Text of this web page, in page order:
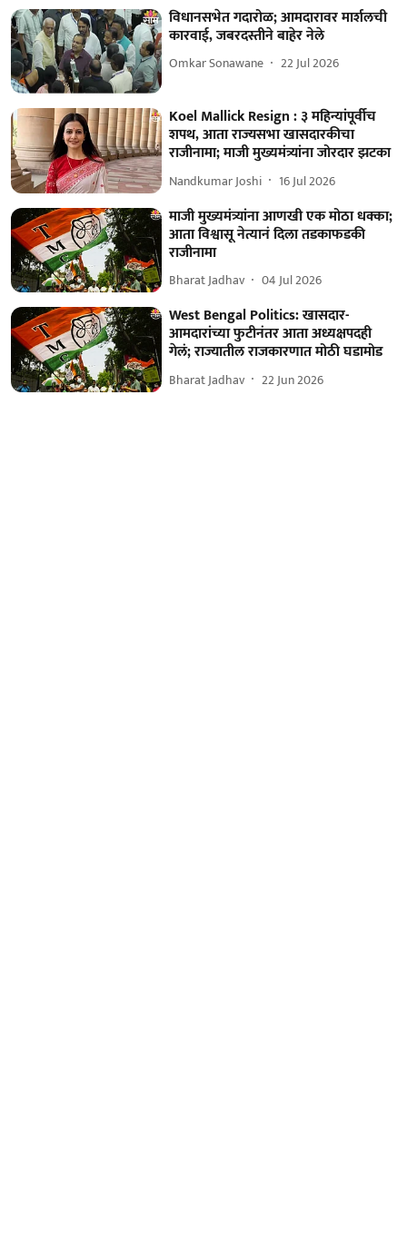
विधानसभेत गदारोळ; आमदारावर मार्शलची
कारवाई, जबरदस्तीने बाहेर नेले
Omkar Sonawane 22 Jul 2026
Koel Mallick Resign : ३ महिन्यांपूर्वीच
शपथ, आता राज्यसभा खासदारकीचा
राजीनामा; माजी मुख्यमंत्र्यांना जोरदार झटका
Nandkumar Joshi 16 Jul 2026
माजी मुख्यमंत्र्यांना आणखी एक मोठा धक्का;
आता विश्वासू नेत्यानं दिला तडकाफडकी
राजीनामा
Bharat Jadhav 04 Jul 2026
West Bengal Politics: खासदार-
आमदारांच्या फुटीनंतर आता अध्यक्षपदही
गेलं; राज्यातील राजकारणात मोठी घडामोड
Bharat Jadhav 22 Jun 2026